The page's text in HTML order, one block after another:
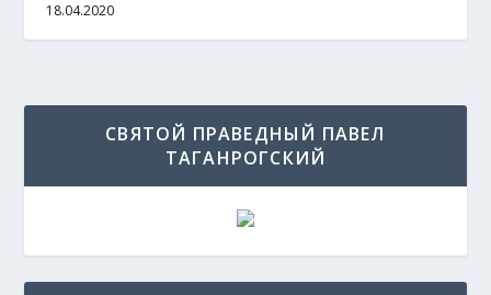
18.04.2020
СВЯТОЙ ПРАВЕДНЫЙ ПАВЕЛ
ТАГАНРОГСКИЙ